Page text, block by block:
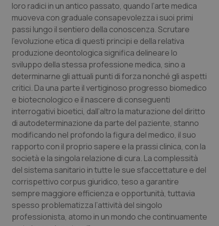
Molise
Piemonte
Provincia Autonoma di Bolzano
Provincia Autonoma di Trento
Puglia
Sardegna
Sicilia
Toscana
Umbria
Epatiti
HIV
Infezioni & Febbre
Ipertensione & Scompenso
Malattie rare
Malattia di Crohn & Rettocolite Ulcerosa
Neuroscienze & patologie neurodegenerative
Obesità
Oftalmologia
loro radici in un antico passato, quando l’arte medica
muoveva con graduale consapevolezza i suoi primi
passi lungo il sentiero della conoscenza. Scrutare
l’evoluzione etica di questi principi e della relativa
produzione deontologica significa delineare lo
sviluppo della stessa professione medica, sino a
determinarne gli attuali punti di forza nonché gli aspetti
critici. Da una parte il vertiginoso progresso biomedico
e biotecnologico e il nascere di conseguenti
interrogativi bioetici, dall’altro la maturazione del diritto
di autodeterminazione da parte del paziente, stanno
modificando nel profondo la figura del medico, il suo
rapporto con il proprio sapere e la prassi clinica, con la
società e la singola relazione di cura. La complessità
del sistema sanitario in tutte le sue sfaccettature e del
corrispettivo corpus giuridico, teso a garantire
sempre maggiore efficienza e opportunità, tuttavia
spesso problematizza l’attività del singolo
professionista, atomo in un mondo che continuamente